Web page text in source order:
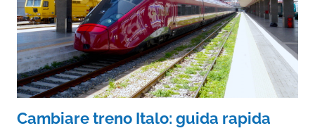
Cambiare treno Italo: guida rapida